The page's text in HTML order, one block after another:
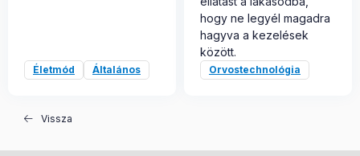
Életmód Általános
hogy ne legyél magadra
hagyva a kezelések
között.
Orvostechnológia
Vissza